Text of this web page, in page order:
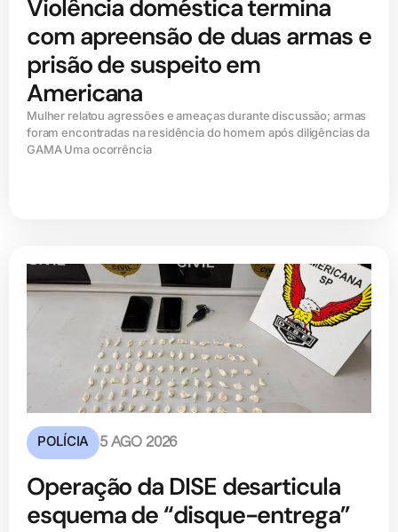
Violência doméstica termina
com apreensão de duas armas e
prisão de suspeito em
Americana
Mulher relatou agressões e ameaças durante discussão; armas
foram encontradas na residência do homem após diligências da
GAMA Uma ocorrência
POLÍCIA 5 AGO 2026
Operação da DISE desarticula
esquema de “disque-entrega”